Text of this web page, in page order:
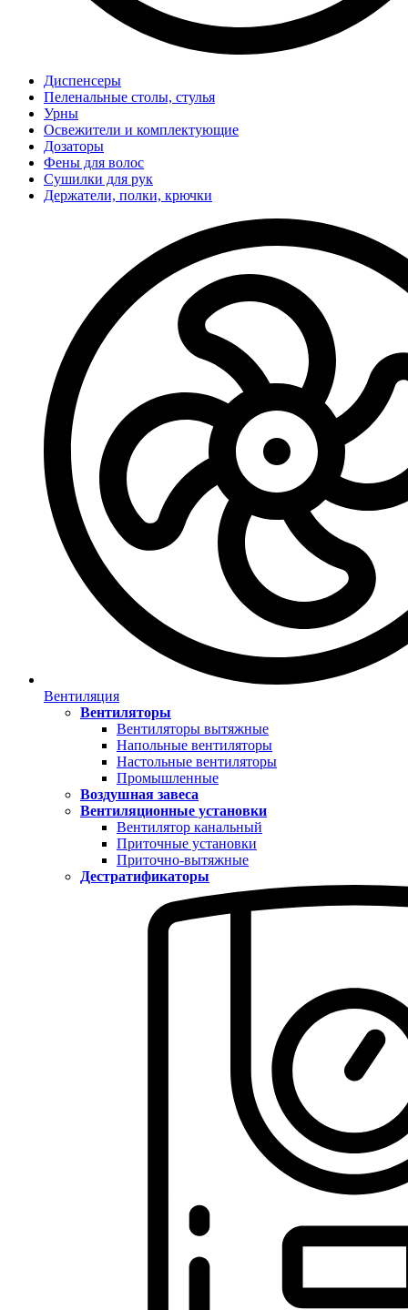
Диспенсеры
Пеленальные столы, стулья
Урны
Освежители и комплектующие
Дозаторы
Фены для волос
Сушилки для рук
Держатели, полки, крючки
Вентиляция
Вентиляторы
Вентиляторы вытяжные
Напольные вентиляторы
Настольные вентиляторы
Промышленные
Воздушная завеса
Вентиляционные установки
Вентилятор канальный
Приточные установки
Приточно-вытяжные
Дестратификаторы